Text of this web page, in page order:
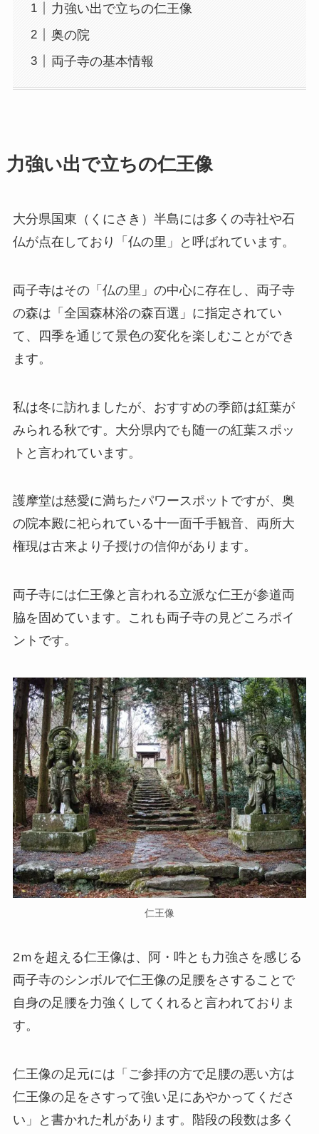
力強い出で立ちの仁王像
奥の院
両子寺の基本情報
力強い出で立ちの仁王像
大分県国東（くにさき）半島には多くの寺社や石
仏が点在しており「仏の里」と呼ばれています。
両子寺はその「仏の里」の中心に存在し、両子寺
の森は「全国森林浴の森百選」に指定されてい
て、四季を通じて景色の変化を楽しむことができ
ます。
私は冬に訪れましたが、おすすめの季節は紅葉が
みられる秋です。大分県内でも随一の紅葉スポッ
トと言われています。
護摩堂は慈愛に満ちたパワースポットですが、奥
の院本殿に祀られている十一面千手観音、両所大
権現は古来より子授けの信仰があります。
両子寺には仁王像と言われる立派な仁王が参道両
脇を固めています。これも両子寺の見どころポイ
ントです。
仁王像
2ｍを超える仁王像は、阿・吽とも力強さを感じる
両子寺のシンボルで仁王像の足腰をさすることで
自身の足腰を力強くしてくれると言われておりま
す。
仁王像の足元には「ご参拝の方で足腰の悪い方は
仁王像の足をさすって強い足にあやかってくださ
い」と書かれた札があります。階段の段数は多く